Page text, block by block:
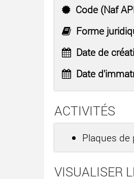
Code (Naf
Forme
Date de
Date
ACTIVITÉS
Plaques de
VISUALISER